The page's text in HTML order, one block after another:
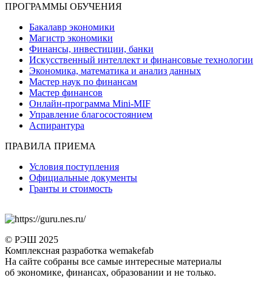
ПРОГРАММЫ ОБУЧЕНИЯ
Бакалавр экономики
Магистр экономики
Финансы, инвестиции, банки
Искусственный интеллект и финансовые технологии
Экономика, математика и анализ данных
Мастер наук по финансам
Мастер финансов
Онлайн-программа Mini-MIF
Управление благосостоянием
Аспирантура
ПРАВИЛА ПРИЕМА
Условия поступления
Официальные документы
Гранты и стоимость
© РЭШ 2025
Комплексная разработка wemakefab
На сайте собраны все самые интересные материалы
об экономике, финансах, образовании и не только.